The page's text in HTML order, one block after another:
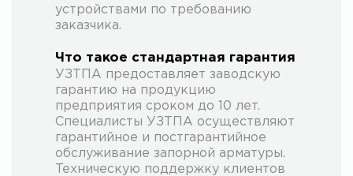
устройствами по требованию
заказчика.
Что такое стандартная гарантия
УЗТПА предоставляет заводскую
гарантию на продукцию
предприятия сроком до 10 лет.
Специалисты УЗТПА осуществляют
гарантийное и постгарантийное
обслуживание запорной арматуры.
Техническую поддержку клиентов